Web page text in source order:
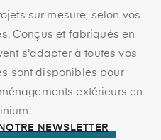
sur mesure, selon vos
Conçus et fabriqués en
s'adapter à toutes vos
sont disponibles pour
extérieurs en
NEWSLETTER